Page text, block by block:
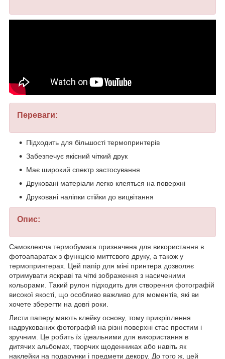
Переваги:
Підходить для більшості термопринтерів
Забезпечує якісний чіткий друк
Має широкий спектр застосування
Друковані матеріали легко клеяться на поверхні
Друковані наліпки стійки до вицвітання
Опис:
Самоклеюча термобумага призначена для використання в
фотоапаратах з функцією миттєвого друку, а також у
термопринтерах. Цей папір для міні принтера дозволяє
отримувати яскраві та чіткі зображення з насиченими
кольорами. Такий рулон підходить для створення фотографій
високої якості, що особливо важливо для моментів, які ви
хочете зберегти на довгі роки.
Листи паперу мають клейку основу, тому прикріплення
надрукованих фотографій на різні поверхні стає простим і
зручним. Це робить їх ідеальними для використання в
дитячих альбомах, творчих щоденниках або навіть як
наклейки на подарунки і предмети декору. До того ж, цей